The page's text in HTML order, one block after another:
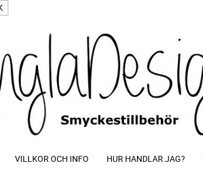
VILLKOR OCH INFO HUR HANDLAR JAG?